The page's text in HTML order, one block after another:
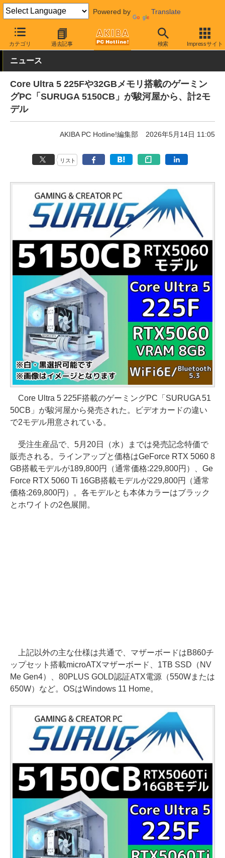
Powered by Translate
カテゴリ 過去記事 検索 Impressサイト
AKIBA PC Hotline! PC本体・ソフト ゲーミングPC
ニュース
Core Ultra 5 225Fや32GBメモリ搭載のゲーミン
グPC「SURUGA 5150CB」が駿河屋から、計2モ
デル
AKIBA PC Hotline!編集部 2026年5月14日 11:05
リスト
Core Ultra 5 225F搭載のゲーミングPC「SURUGA 51
50CB」が駿河屋から発売された。ビデオカードの違い
で2モデル用意されている。
受注生産品で、5月20日（水）までは発売記念特価で
販売される。ラインアップと価格はGeForce RTX 5060 8
GB搭載モデルが189,800円（通常価格:229,800円）、Ge
Force RTX 5060 Ti 16GB搭載モデルが229,800円（通常
価格:269,800円）。各モデルとも本体カラーはブラック
とホワイトの2色展開。
上記以外の主な仕様は共通で、マザーボードはB860チ
ップセット搭載microATXマザーボード、1TB SSD（NV
Me Gen4）、80PLUS GOLD認証ATX電源（550Wまたは
650W）など。OSはWindows 11 Home。